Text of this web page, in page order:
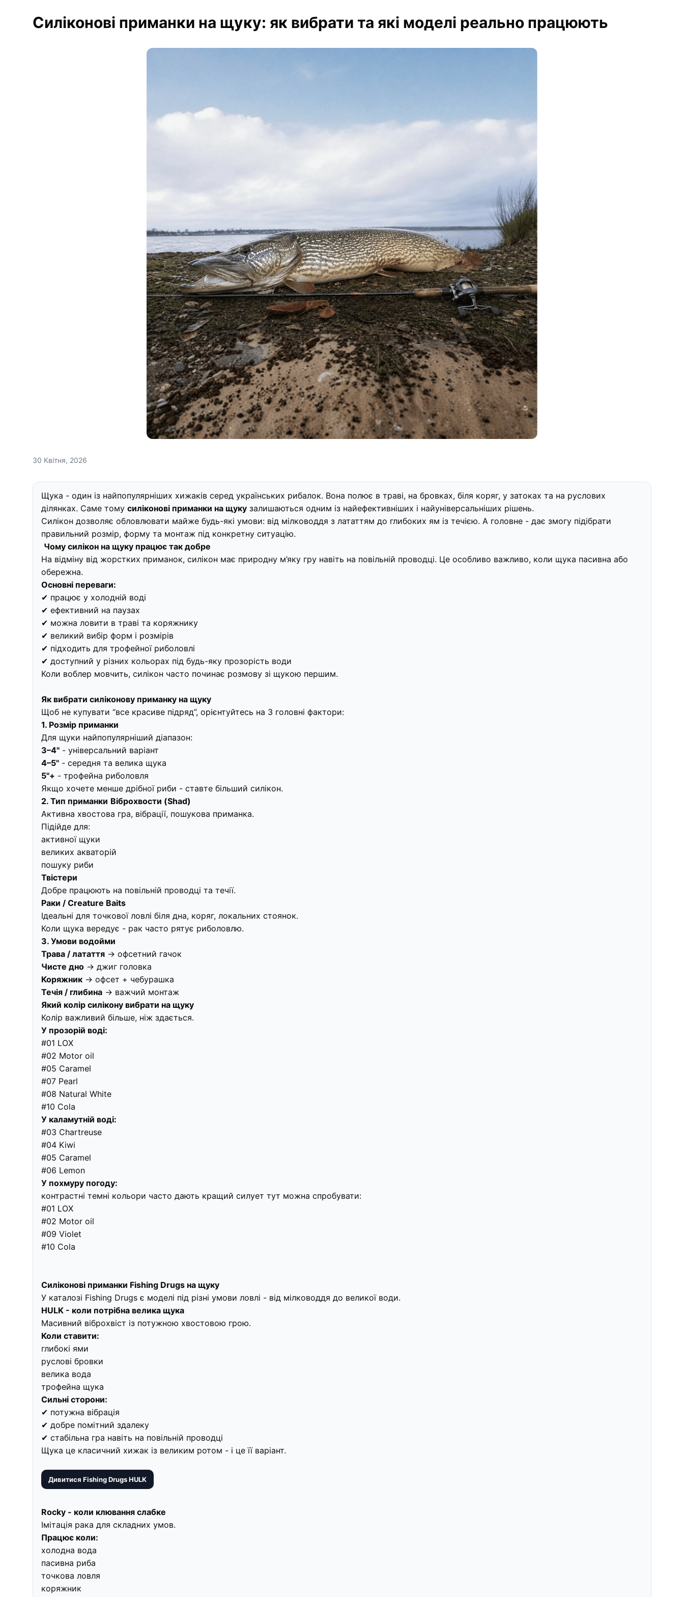
Силіконові приманки на щуку: як вибрати та які моделі реально працюють
30 Квітня, 2026
Щука - один із найпопулярніших хижаків серед українських рибалок. Вона полює в траві, на бровках, біля коряг, у затоках та на руслових
ділянках. Саме тому силіконові приманки на щуку залишаються одним із найефективніших і найуніверсальніших рішень.
Силікон дозволяє обловлювати майже будь-які умови: від мілководдя з лататтям до глибоких ям із течією. А головне - дає змогу підібрати
правильний розмір, форму та монтаж під конкретну ситуацію.
Чому силікон на щуку працює так добре
На відміну від жорстких приманок, силікон має природну м’яку гру навіть на повільній проводці. Це особливо важливо, коли щука пасивна або
обережна.
Основні переваги:
✔ працює у холодній воді
✔ ефективний на паузах
✔ можна ловити в траві та коряжнику
✔ великий вибір форм і розмірів
✔ підходить для трофейної риболовлі
✔ доступний у різних кольорах під будь-яку прозорість води
Коли воблер мовчить, силікон часто починає розмову зі щукою першим.
Як вибрати силіконову приманку на щуку
Щоб не купувати “все красиве підряд”, орієнтуйтесь на 3 головні фактори:
1. Розмір приманки
Для щуки найпопулярніший діапазон:
3–4" - універсальний варіант
4–5" - середня та велика щука
5"+ - трофейна риболовля
Якщо хочете менше дрібної риби - ставте більший силікон.
2. Тип приманки Віброхвости (Shad)
Активна хвостова гра, вібрації, пошукова приманка.
Підійде для:
активної щуки
великих акваторій
пошуку риби
Твістери
Добре працюють на повільній проводці та течії.
Раки / Creature Baits
Ідеальні для точкової ловлі біля дна, коряг, локальних стоянок.
Коли щука вередує - рак часто рятує риболовлю.
3. Умови водойми
Трава / латаття → офсетний гачок
Чисте дно → джиг головка
Коряжник → офсет + чебурашка
Течія / глибина → важчий монтаж
Який колір силікону вибрати на щуку
Колір важливий більше, ніж здається.
У прозорій воді:
#01 LOX
#02 Motor oil
#05 Caramel
#07 Pearl
#08 Natural White
#10 Cola
У каламутній воді:
#03 Chartreuse
#04 Kiwi
#05 Caramel
#06 Lemon
У похмуру погоду:
контрастні темні кольори часто дають кращий силует тут можна спробувати:
#01 LOX
#02 Motor oil
#09 Violet
#10 Cola
Силіконові приманки Fishing Drugs на щуку
У каталозі Fishing Drugs є моделі під різні умови ловлі - від мілководдя до великої води.
HULK - коли потрібна велика щука
Масивний віброхвіст із потужною хвостовою грою.
Коли ставити:
глибокі ями
руслові бровки
велика вода
трофейна щука
Сильні сторони:
✔ потужна вібрація
✔ добре помітний здалеку
✔ стабільна гра навіть на повільній проводці
Щука це класичний хижак із великим ротом - і це її варіант.
Дивитися Fishing Drugs HULK
Rocky - коли клювання слабке
Імітація рака для складних умов.
Працює коли:
холодна вода
пасивна риба
точкова ловля
коряжник